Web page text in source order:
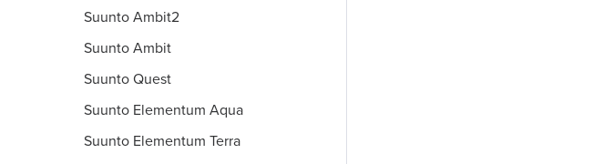
Suunto Ambit2
Suunto Ambit
Suunto Quest
Suunto Elementum Aqua
Suunto Elementum Terra